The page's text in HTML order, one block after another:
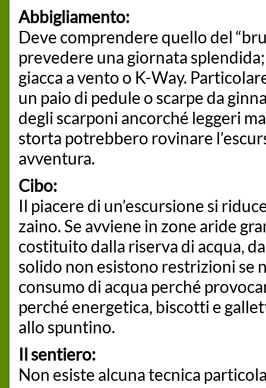
Abbigliamento:
Deve comprendere quello del
prevedere una giornata
giacca a vento o K-Way.
un paio di pedule o scarpe da
degli scarponi ancorché leggeri
storta potrebbero rovinare
avventura.
Cibo:
Il piacere di un’escursione si
zaino. Se avviene in zone aride
costituito dalla riserva di acqua,
solido non esistono restrizioni se
consumo di acqua perché
perché energetica, biscotti e
allo spuntino.
Il sentiero:
Non esiste alcuna tecnica